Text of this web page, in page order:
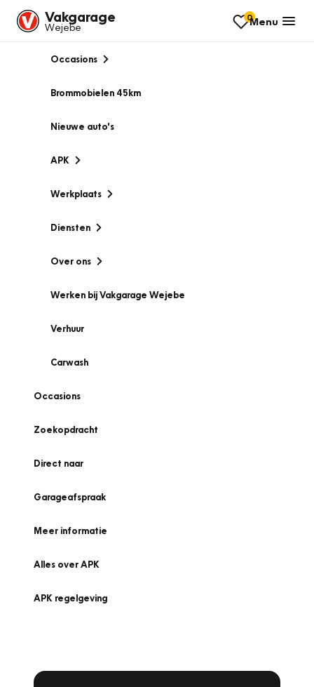
Vakgarage
Wejebe
0Menu
Occasions
Brommobielen 45km
Nieuwe auto's
APK
Werkplaats
Diensten
Over ons
Werken bij Vakgarage Wejebe
Verhuur
Carwash
Occasions
Zoekopdracht
Direct naar
Garageafspraak
Meer informatie
Alles over APK
APK regelgeving